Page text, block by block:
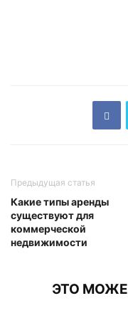
Предыдущая статья
Какие типы аренды
существуют для
коммерческой
недвижимости
ЭТО